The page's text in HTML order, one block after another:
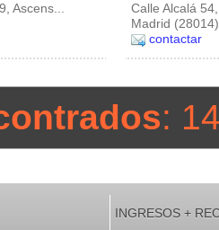
Ascens...
Calle Alcalá
Madrid (28014)
contactar
:
INGRESOS +